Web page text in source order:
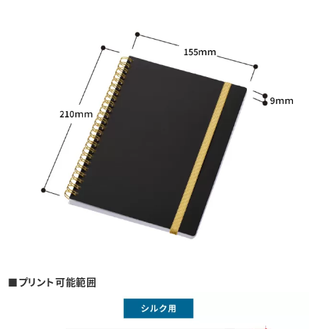
■プリント可能範囲